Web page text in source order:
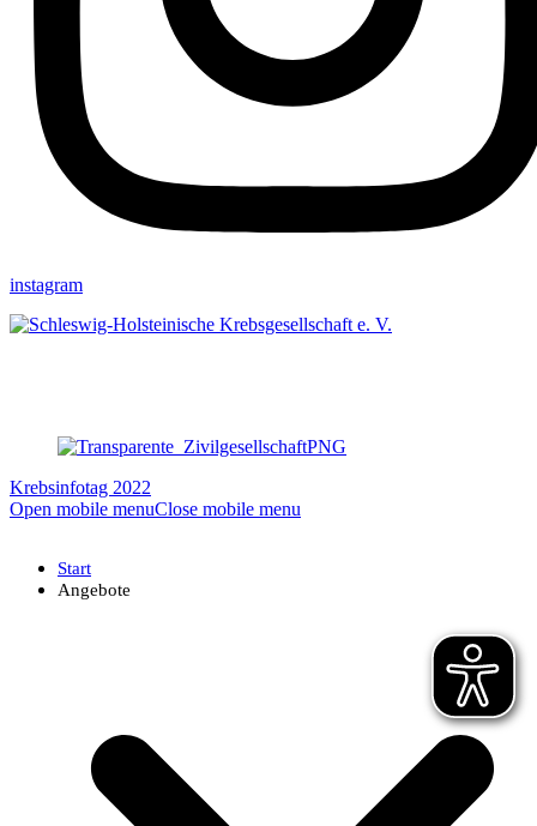
instagram
Krebsinfotag 2022
Open mobile menuClose mobile menu
Start
Angebote